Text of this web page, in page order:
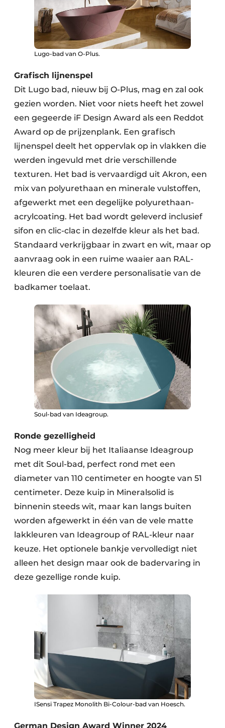
Lugo-bad van O-Plus.
Grafisch lijnenspel
Dit Lugo bad, nieuw bij O-Plus, mag en zal ook
gezien worden. Niet voor niets heeft het zowel
een gegeerde iF Design Award als een Reddot
Award op de prijzenplank. Een grafisch
lijnenspel deelt het oppervlak op in vlakken die
werden ingevuld met drie verschillende
texturen. Het bad is vervaardigd uit Akron, een
mix van polyurethaan en minerale vulstoffen,
afgewerkt met een degelijke polyurethaan-
acrylcoating. Het bad wordt geleverd inclusief
sifon en clic-clac in dezelfde kleur als het bad.
Standaard verkrijgbaar in zwart en wit, maar op
aanvraag ook in een ruime waaier aan RAL-
kleuren die een verdere personalisatie van de
badkamer toelaat.
Soul-bad van Ideagroup.
Ronde gezelligheid
Nog meer kleur bij het Italiaanse Ideagroup
met dit Soul-bad, perfect rond met een
diameter van 110 centimeter en hoogte van 51
centimeter. Deze kuip in Mineralsolid is
binnenin steeds wit, maar kan langs buiten
worden afgewerkt in één van de vele matte
lakkleuren van Ideagroup of RAL-kleur naar
keuze. Het optionele bankje vervolledigt niet
alleen het design maar ook de badervaring in
deze gezellige ronde kuip.
ISensi Trapez Monolith Bi-Colour-bad van Hoesch.
German Design Award Winner 2024